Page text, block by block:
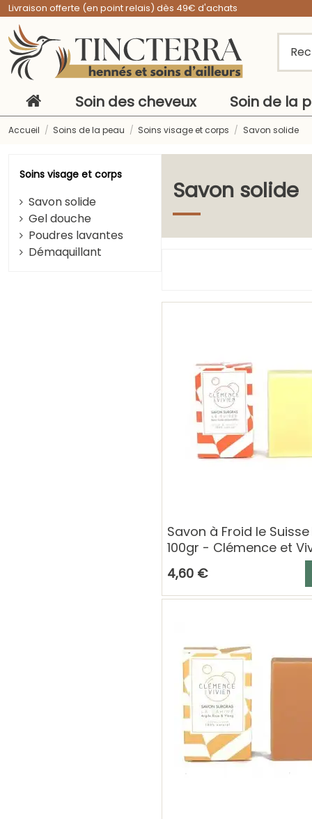
Livraison offerte (en point relais) dès 49€ d'achats
Soin des cheveux Soin de la
Accueil Soins de la peau Soins visage et corps Savon solide
Savon solide
Savon à Froid le Suisse
100gr - Clémence et
4,60 €
Soins visage et corps
Savon solide
Gel douche
Poudres lavantes
Démaquillant